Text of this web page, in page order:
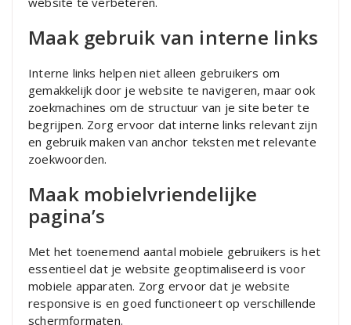
Maak gebruik van interne links
Interne links helpen niet alleen gebruikers om
gemakkelijk door je website te navigeren, maar ook
zoekmachines om de structuur van je site beter te
begrijpen. Zorg ervoor dat interne links relevant zijn
en gebruik maken van anchor teksten met relevante
zoekwoorden.
Maak mobielvriendelijke
pagina’s
Met het toenemend aantal mobiele gebruikers is het
essentieel dat je website geoptimaliseerd is voor
mobiele apparaten. Zorg ervoor dat je website
responsive is en goed functioneert op verschillende
schermformaten.